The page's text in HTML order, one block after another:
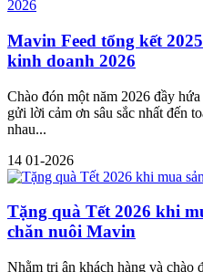
Mavin Feed tổng kết
kinh doanh 2026
Chào đón một năm 2026 đầy
gửi lời cảm ơn sâu sắc nhất đến
nhau...
14 01-2026
Tặng quà Tết 2026 khi
chăn nuôi Mavin
Nhằm tri ân khách hàng và chào